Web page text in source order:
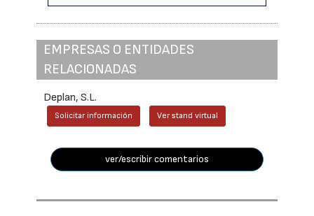
EMPRESAS O ENTIDADES
RELACIONADAS
Deplan, S.L.
Solicitar información Ver stand virtual
ver/escribir comentarios